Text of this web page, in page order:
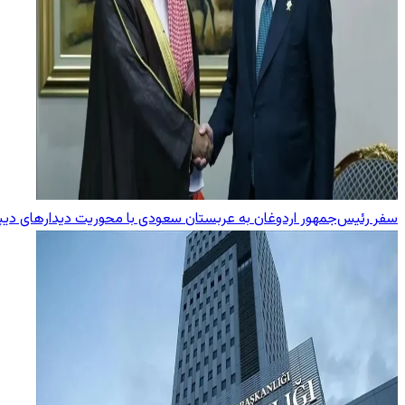
سفر رئیس‌جمهور اردوغان به عربستان سعودی با محوریت دیدارهای